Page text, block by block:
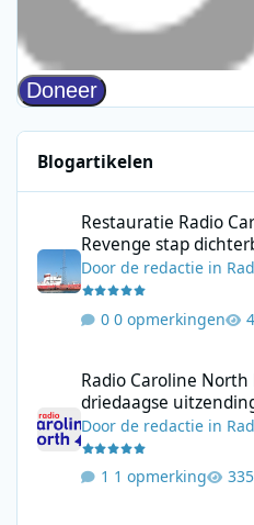
Blogartikelen
Restauratie Radio
Revenge stap
Doorde redactie in
0 opmerkingen
Radio Caroline
driedaagse
Doorde redactie in
1 opmerking